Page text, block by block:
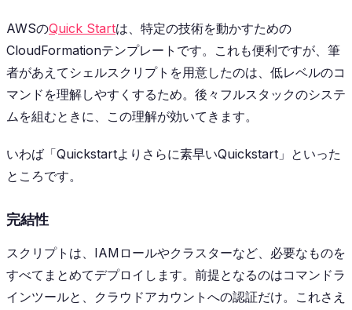
AWSのQuick Startは、特定の技術を動かすための
CloudFormationテンプレートです。これも便利ですが、筆
者があえてシェルスクリプトを用意したのは、低レベルのコ
マンドを理解しやすくするため。後々フルスタックのシステ
ムを組むときに、この理解が効いてきます。
いわば「Quickstartよりさらに素早いQuickstart」といった
ところです。
完結性
スクリプトは、IAMロールやクラスターなど、必要なものを
すべてまとめてデプロイします。前提となるのはコマンドラ
インツールと、クラウドアカウントへの認証だけ。これさえ